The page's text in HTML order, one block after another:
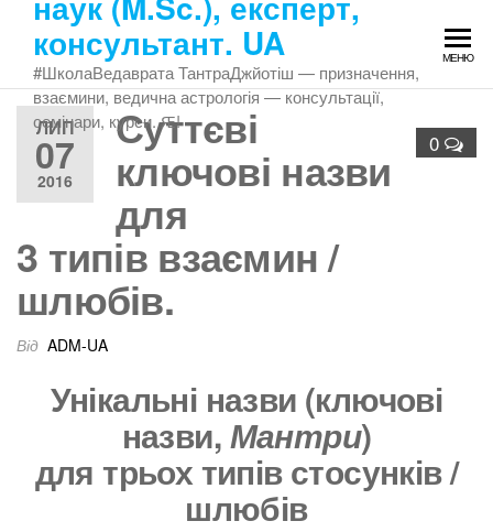
Перейти
змістуконсультант. UA
#ШколаВедаврата ТантраДжйотіш — призначення,
взаємини, ведична астрологія — консультації,
семінари, курси. Ԙ!
МЕНЮ
ЛИП
07
2016
0
Суттєві
ключові назви
для
3 типів взаємин /
шлюбів.
Від ADM-UA
Унікальні назви (ключові
назви,Мантри)
для трьох типів стосунків /
шлюбів